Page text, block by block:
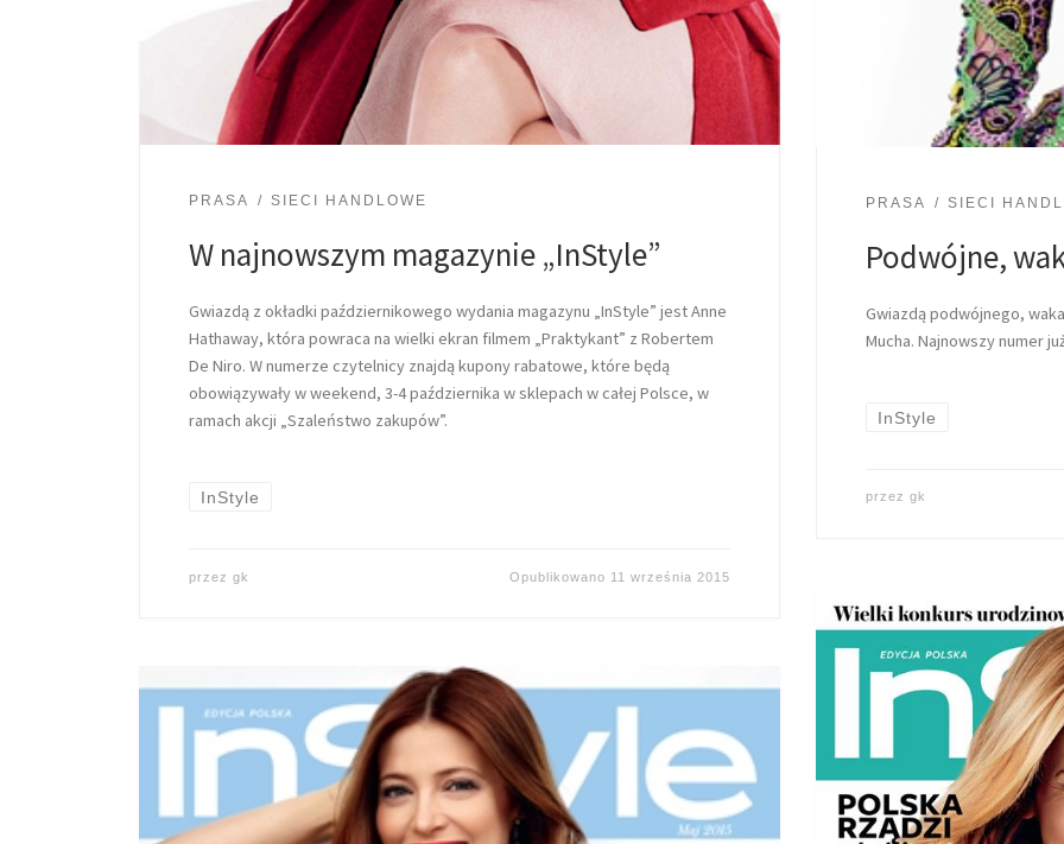
PRASA SIECI HANDLOWE
W najnowszym magazynie „InStyle”
Gwiazdą z okładki październikowego wydania magazynu „InStyle” jest Anne
Hathaway, która powraca na wielki ekran filmem „Praktykant” z Robertem
De Niro. W numerze czytelnicy znajdą kupony rabatowe, które będą
obowiązywały w weekend, 3-4 października w sklepach w całej Polsce, w
ramach akcji „Szaleństwo zakupów”.
InStyle
przez gk Opublikowano 11 września 2015
PRASA SIECI
Podwójne,
Gwiazdą podwójnego,
Mucha. Najnowszy numer
InStyle
przez gk